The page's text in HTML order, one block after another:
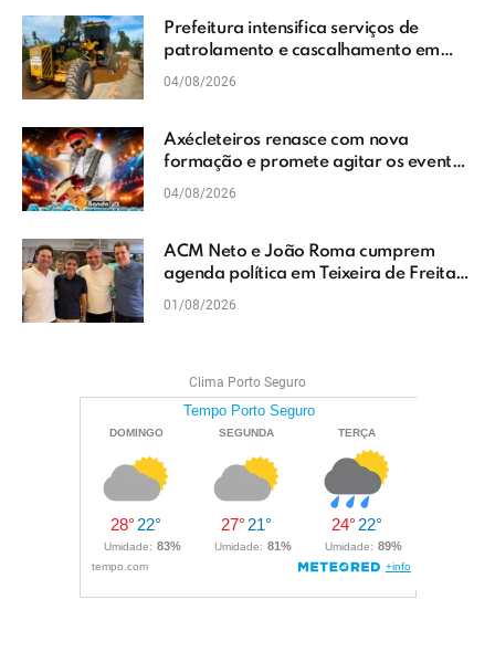
Prefeitura intensifica serviços de
patrolamento e cascalhamento em
Vera Cruz
04/08/2026
Axécleteiros renasce com nova
formação e promete agitar os eventos
do Extremo Sul da Bahia
04/08/2026
ACM Neto e João Roma cumprem
agenda política em Teixeira de Freitas
e reforçam projeto para o Extremo Sul
01/08/2026
Clima Porto Seguro